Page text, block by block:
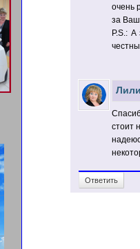
очень
за
P.S.:
стоит
Ответить